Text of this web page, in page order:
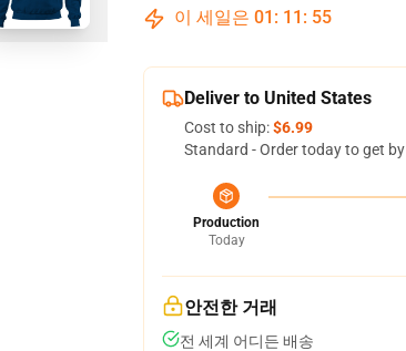
이 세일은 01 : 11 : 54
Deliver to United States
Cost to ship:$6.99
Standard - Order today to get by
Production
Today
안전한 거래
전 세계 어디든 배송